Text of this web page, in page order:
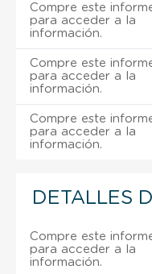
Compre este
para acceder a la
información.
Compre este
para acceder a la
información.
Compre este
para acceder a la
información.
DETALLES
Compre este
para acceder a la
información.